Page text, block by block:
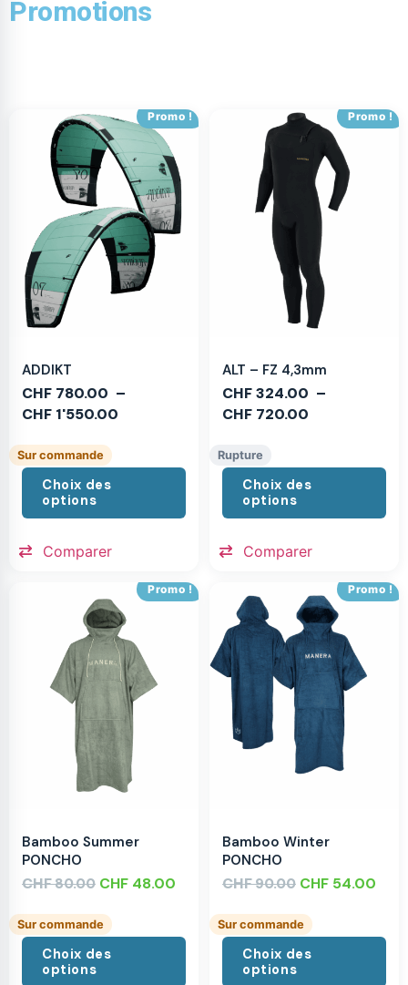
Promotions
Promo !
ADDIKT
CHF 780.00 –
CHF 1'550.00
Sur commande
Choix des
options
Comparer
Promo !
ALT – FZ 4,3mm
CHF324.00 –
CHF 720.00
Rupture
Choix des
options
Comparer
Promo !
Bamboo Summer
PONCHO
CHF80.00 CHF 48.00
Sur commande
Choix des
options
Promo !
Bamboo Winter
PONCHO
CHF90.00 CHF 54.00
Sur commande
Choix des
options